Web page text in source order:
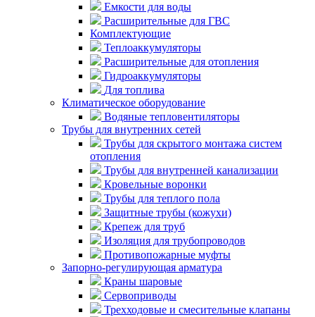
Емкости для воды
Расширительные для ГВС
Комплектующие
Теплоаккумуляторы
Расширительные для отопления
Гидроаккумуляторы
Для топлива
Климатическое оборудование
Водяные тепловентиляторы
Трубы для внутренних сетей
Трубы для скрытого монтажа систем
отопления
Трубы для внутренней канализации
Кровельные воронки
Трубы для теплого пола
Защитные трубы (кожухи)
Крепеж для труб
Изоляция для трубопроводов
Противопожарные муфты
Запорно-регулирующая арматура
Краны шаровые
Сервоприводы
Трехходовые и смесительные клапаны